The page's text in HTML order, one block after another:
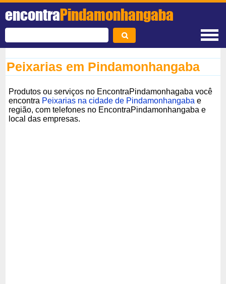
encontraPindamonhangaba
Peixarias em Pindamonhangaba
Produtos ou serviços no EncontraPindamonhagaba você
encontra Peixarias na cidade de Pindamonhangaba e
região, com telefones no EncontraPindamonhangaba e
local das empresas.